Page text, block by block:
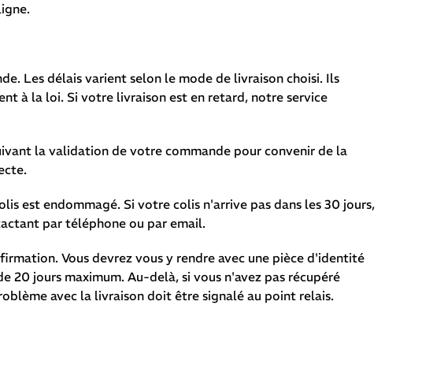
Les délais varient selon le mode de livraison choisi. Ils
à la loi. Si votre livraison est en retard, notre service
la validation de votre commande pour convenir de la
est endommagé. Si votre colis n'arrive pas dans les 30 jours,
par téléphone ou par email.
Vous devrez vous y rendre avec une pièce d'identité
jours maximum. Au-delà, si vous n'avez pas récupéré
avec la livraison doit être signalé au point relais.